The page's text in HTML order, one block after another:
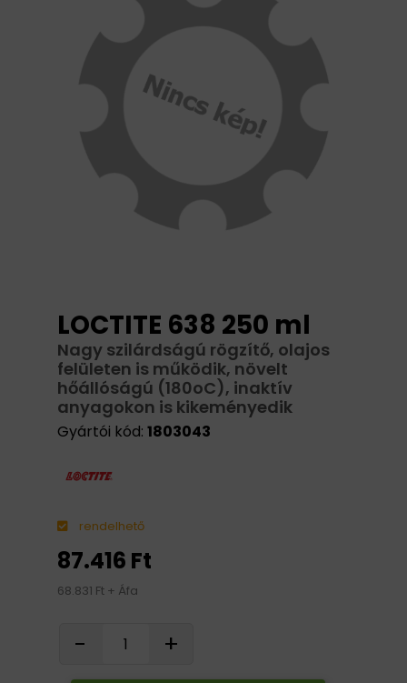
LOCTITE 638 250 ml
Nagy szilárdságú rögzítő, olajos
felületen is működik, növelt
hőállóságú (180oC), inaktív
anyagokon is kikeményedik
Gyártói kód: 1803043
rendelhető
87.416 Ft
68.831 Ft + Áfa
- +